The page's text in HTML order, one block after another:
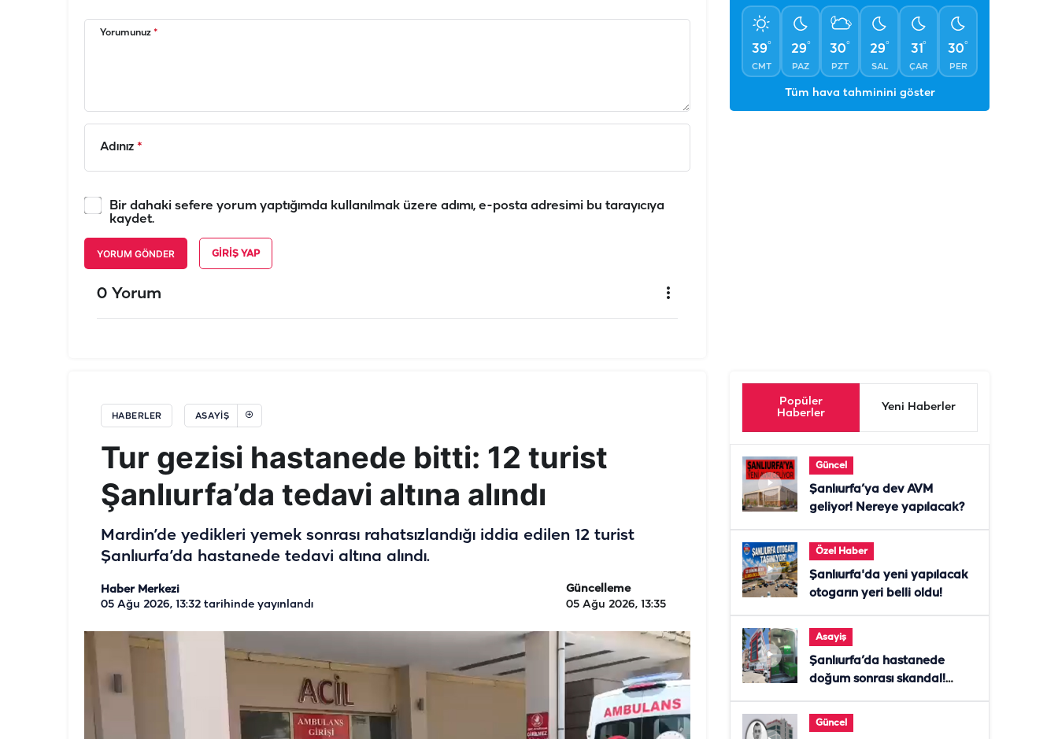
Yorumunuz *
Adınız *
Bir dahaki sefere yorum yaptığımda kullanılmak üzere adımı, e-posta adresimi bu tarayıcıya
kaydet.
YORUM GÖNDER GIRIŞ YAP
0 Yorum
39°
CMT
29°
PAZ
30°
PZT
29°
SAL
31°
ÇAR
30°
PER
Tüm hava tahminini göster
HABERLER ASAYIŞ
Tur gezisi hastanede bitti: 12 turist
Şanlıurfa’da tedavi altına alındı
Mardin’de yedikleri yemek sonrası rahatsızlandığı iddia edilen 12 turist
Şanlıurfa’da hastanede tedavi altına alındı.
Haber Merkezi
05 Ağu 2026, 13:32 tarihinde yayınlandı
Güncelleme
05 Ağu 2026, 13:35
Popüler
Haberler
Yeni Haberler
Güncel
Şanlıurfa’ya dev AVM
geliyor! Nereye yapılacak?
Özel Haber
Şanlıurfa'da yeni yapılacak
otogarın yeri belli oldu!
Asayiş
Şanlıurfa’da hastanede
doğum sonrası skandal!
Güncel